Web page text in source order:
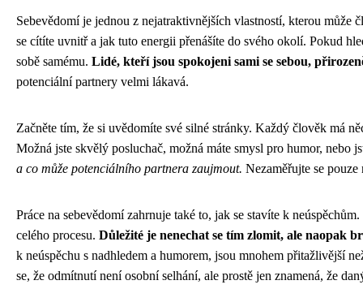
Sebevědomí je jednou z nejatraktivnějších vlastností, kterou
se cítíte uvnitř a jak tuto energii přenášíte do svého okolí. Pokud
sobě samému. Lidé, kteří jsou spokojeni sami se sebou,
potenciální partnery velmi lákavá.
Začněte tím, že si uvědomíte své silné stránky. Každý člověk má
Možná jste skvělý posluchač, možná máte smysl pro humor, nebo
a co může potenciálního partnera zaujmout. Nezaměřujte se
Práce na sebevědomí zahrnuje také to, jak se stavíte k
celého procesu. Důležité je nenechat se tím zlomit, ale naopak
k neúspěchu s nadhledem a humorem, jsou mnohem přitažlivější
se, že odmítnutí není osobní selhání, ale prostě jen znamená, že